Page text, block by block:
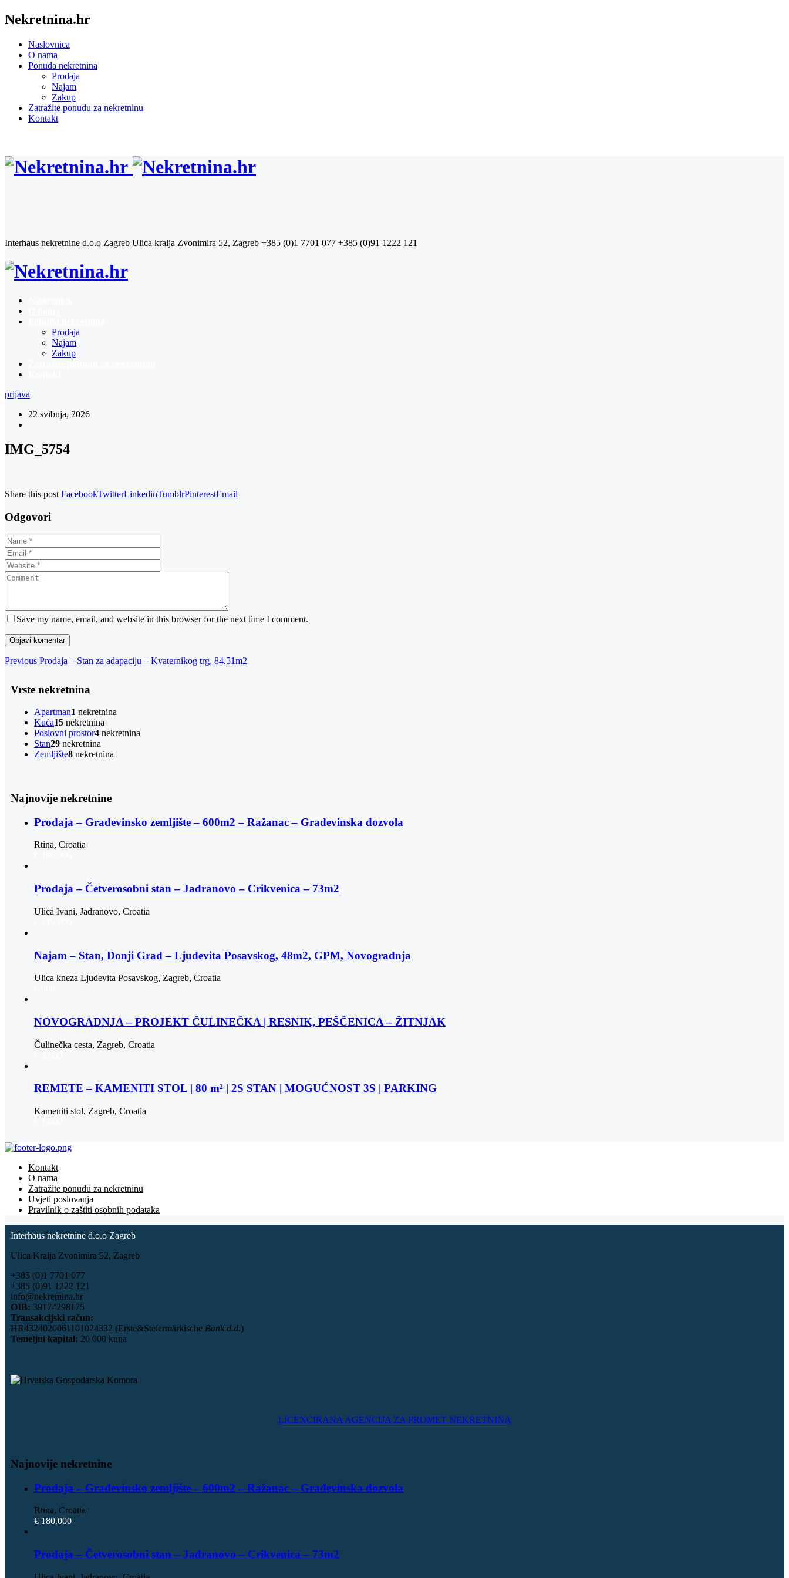
Nekretnina.hr
Naslovnica
O nama
Ponuda nekretnina
Prodaja
Najam
Zakup
Zatražite ponudu za nekretninu
Kontakt
Interhaus nekretnine d.o.o Zagreb Ulica kralja Zvonimira 52, Zagreb +385 (0)1 7701 077 +385 (0)91 1222 121
Prodaja
Najam
Zakup
prijava
22 svibnja, 2026
IMG_5754
Share this post FacebookTwitterLinkedinTumblrPinterestEmail
Odgovori
Save my name, email, and website in this browser for the next time I comment.
Navigacija
Previous
Previous Prodaja – Stan za adapaciju – Kvaternikog trg, 84,51m2
Vrste nekretnina
Apartman1 nekretnina
Kuća15 nekretnina
Poslovni prostor4 nekretnina
Stan29 nekretnina
Zemljište8 nekretnina
Najnovije nekretnine
Prodaja – Građevinsko zemljište – 600m2 – Ražanac – Građevinska dozvola
Rtina, Croatia
Prodaja – Četverosobni stan – Jadranovo – Crikvenica – 73m2
Ulica Ivani, Jadranovo, Croatia
Najam – Stan, Donji Grad – Ljudevita Posavskog, 48m2, GPM, Novogradnja
Ulica kneza Ljudevita Posavskog, Zagreb, Croatia
NOVOGRADNJA – PROJEKT ČULINEČKA | RESNIK, PEŠČENICA – ŽITNJAK
Čulinečka cesta, Zagreb, Croatia
REMETE – KAMENITI STOL | 80 m² | 2S STAN | MOGUĆNOST 3S | PARKING
Kameniti stol, Zagreb, Croatia
Kontakt
O nama
Zatražite ponudu za nekretninu
Uvjeti poslovanja
Pravilnik o zaštiti osobnih podataka
Interhaus nekretnine d.o.o Zagreb
Ulica Kralja Zvonimira 52, Zagreb
+385 (0)1 7701 077
+385 (0)91 1222 121
info@nekretnina.hr
OIB: 39174298175
Transakcijski račun:
HR4324020061101024332 (Erste&Steiermärkische Bank d.d.)
Temeljni kapital: 20 000 kuna
LICENCIRANA AGENCIJA ZA PROMET NEKRETNINA
Najnovije nekretnine
Prodaja – Građevinsko zemljište – 600m2 – Ražanac – Građevinska dozvola
Rtina, Croatia
€ 180.000
Prodaja – Četverosobni stan – Jadranovo – Crikvenica – 73m2